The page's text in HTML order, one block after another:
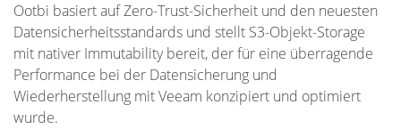
Ootbi basiert auf Zero-Trust-Sicherheit und den neuesten
Datensicherheitsstandards und stellt S3-Objekt-Storage
mit nativer Immutability bereit, der für eine überragende
Performance bei der Datensicherung und
Wiederherstellung mit Veeam konzipiert und optimiert
wurde.